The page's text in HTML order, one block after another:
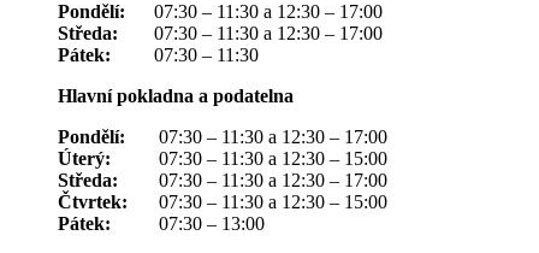
Pondělí:
07:30 – 11:30 a 12:30 – 17:00
Středa:
07:30 – 11:30 a 12:30 – 17:00
Pátek:
07:30 – 11:30
Hlavní pokladna a podatelna
Pondělí:
07:30 – 11:30 a 12:30 – 17:00
Úterý:
07:30 – 11:30 a 12:30 – 15:00
Středa:
07:30 – 11:30 a 12:30 – 17:00
Čtvrtek:
07:30 – 11:30 a 12:30 – 15:00
Pátek:
07:30 – 13:00